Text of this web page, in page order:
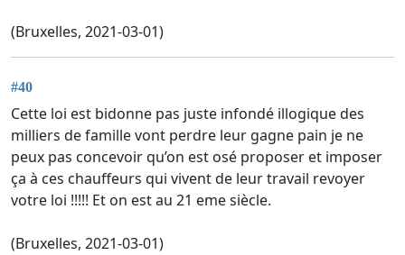
(Bruxelles, 2021-03-01)
#40
Cette loi est bidonne pas juste infondé illogique des
milliers de famille vont perdre leur gagne pain je ne
peux pas concevoir qu’on est osé proposer et imposer
ça à ces chauffeurs qui vivent de leur travail revoyer
votre loi !!!!! Et on est au 21 eme siècle.
(Bruxelles, 2021-03-01)